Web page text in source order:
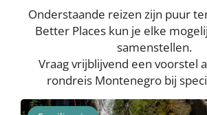
Onderstaande reizen zijn puur
Better Places kun je elke
samenstellen.
Vraag vrijblijvend een voorstel
rondreis Montenegro bij